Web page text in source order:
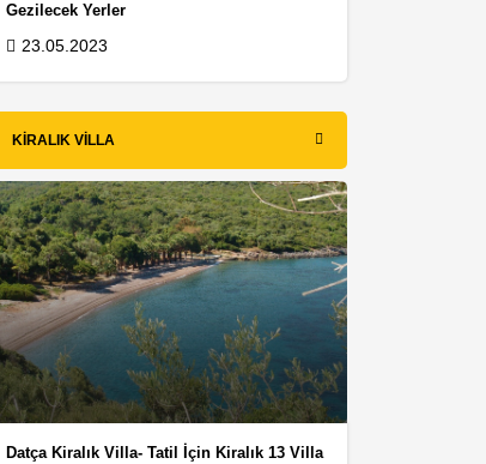
Gezilecek Yerler
23.05.2023
KIRALIK VILLA
Datça Kiralık Villa- Tatil İçin Kiralık 13 Villa